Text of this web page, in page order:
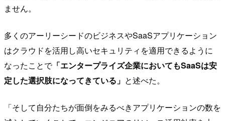
ません。
多くのアーリーシードのビジネスやSaaSアプリケーション
はクラウドを活用し高いセキュリティを適用できるように
なったことで「エンタープライズ企業においてもSaaSは安
定した選択肢になってきている」 と述べた。
「そして自分たちが面倒をみるべきアプリケーションの数を